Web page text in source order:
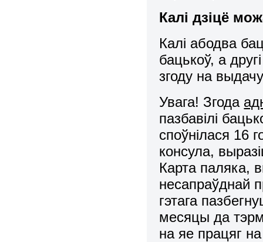
Калі дзіцё
Калі абодва
бацькоў, а
згоду на
Увага! Згода
пазбавілі
споўнілася 16
консула,
Карта паляка,
несапраўднай
гэтага
месяцы да
на яе працяг